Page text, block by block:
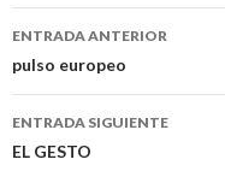
Navegación
de
entradas
ENTRADA ANTERIOR
pulso europeo
ENTRADA SIGUIENTE
EL GESTO